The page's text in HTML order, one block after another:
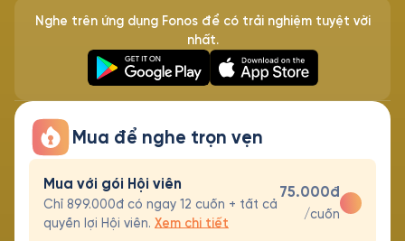
Nghe trên ứng dụng Fonos để có trải nghiệm tuyệt vời
nhất.
Mua để nghe trọn vẹn
Mua với gói Hội viên
Chỉ 899.000đ có ngay 12 cuốn + tất cả
quyền lợi Hội viên. Xem chi tiết
75.000đ
/cuốn